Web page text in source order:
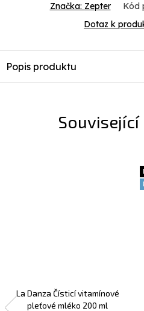
Značka: Zepter Kód
Dotaz k
Popis produktu
La Danza Čísticí vitamínové
pleťové mléko 200 ml